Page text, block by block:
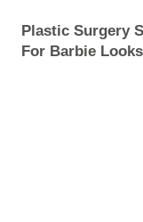
Plastic Surgery
For Barbie Looks